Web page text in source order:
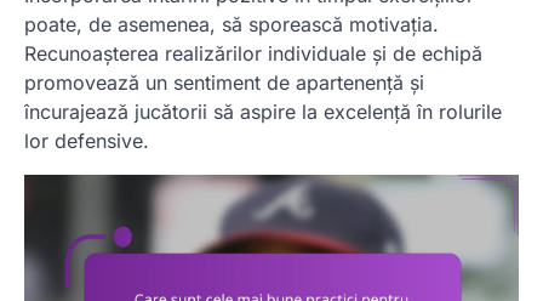
poate, de asemenea, să sporească motivația.
Recunoașterea realizărilor individuale și de echipă
promovează un sentiment de apartenență și
încurajează jucătorii să aspire la excelență în rolurile
lor defensive.